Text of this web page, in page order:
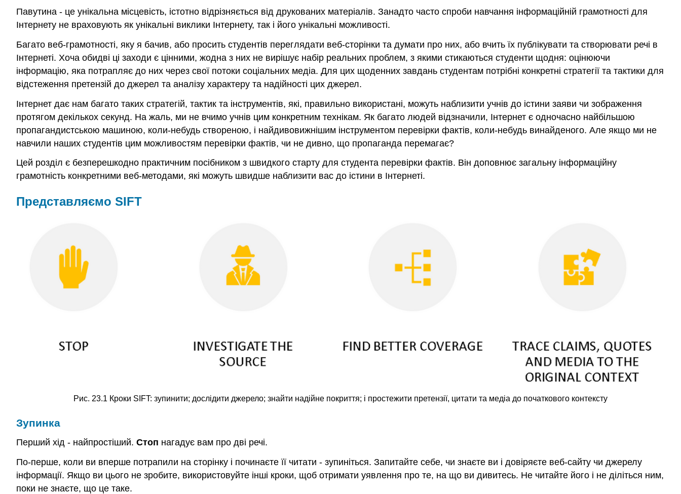
Ліз
Драммонд
та
Крісті
SIFT
Зупинка
Досліджуйте
надійне
звички
перевірки
фактів
шляхом
перевірки
Діяльність
Додаткові
Павутина - це унікальна місцевість, істотно відрізняється від друкованих матеріалів. Занадто часто спроби навчання інформаційній грамотності для
Інтернету не враховують як унікальні виклики Інтернету, так і його унікальні можливості.
Багато веб-грамотності, яку я бачив, або просить студентів переглядати веб-сторінки та думати про них, або вчить їх публікувати та створювати речі в
Інтернеті. Хоча обидві ці заходи є цінними, жодна з них не вирішує набір реальних проблем, з якими стикаються студенти щодня: оцінюючи
інформацію, яка потрапляє до них через свої потоки соціальних медіа. Для цих щоденних завдань студентам потрібні конкретні стратегії та тактики для
відстеження претензій до джерел та аналізу характеру та надійності цих джерел.
Інтернет дає нам багато таких стратегій, тактик та інструментів, які, правильно використані, можуть наблизити учнів до істини заяви чи зображення
протягом декількох секунд. На жаль, ми не вчимо учнів цим конкретним технікам. Як багато людей відзначили, Інтернет є одночасно найбільшою
пропагандистською машиною, коли-небудь створеною, і найдивовижнішим інструментом перевірки фактів, коли-небудь винайденого. Але якщо ми не
навчили наших студентів цим можливостям перевірки фактів, чи не дивно, що пропаганда перемагає?
Цей розділ є безперешкодно практичним посібником з швидкого старту для студента перевірки фактів. Він доповнює загальну інформаційну
грамотність конкретними веб-методами, які можуть швидше наблизити вас до істини в Інтернеті.
Представляємо SIFT
Рис. 23.1 Кроки SIFT: зупинити; дослідити джерело; знайти надійне покриття; і простежити претензії, цитати та медіа до початкового контексту
Зупинка
Перший хід - найпростіший. Стоп нагадує вам про дві речі.
По-перше, коли ви вперше потрапили на сторінку і починаєте її читати - зупиніться. Запитайте себе, чи знаєте ви і довіряєте веб-сайту чи джерелу
інформації. Якщо ви цього не зробите, використовуйте інші кроки, щоб отримати уявлення про те, на що ви дивитесь. Не читайте його і не діліться ним,
поки не знаєте, що це таке.